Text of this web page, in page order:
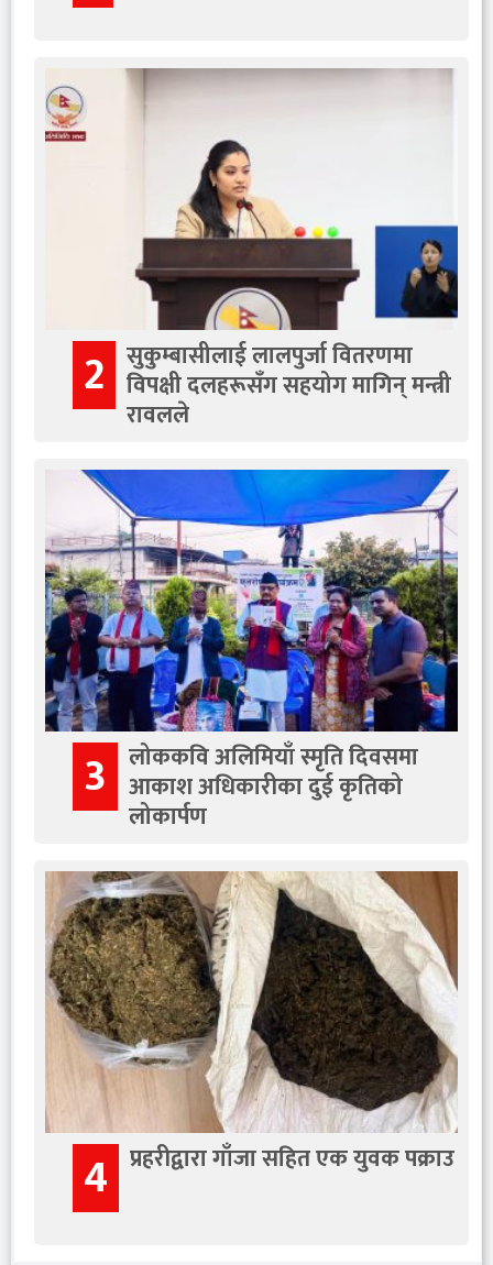
2 सुकुम्बासीलाई लालपुर्जा वितरणमा
विपक्षी दलहरूसँग सहयोग मागिन् मन्त्री
रावलले
3 लोककवि अलिमियाँ स्मृति दिवसमा
आकाश अधिकारीका दुई कृतिको
लोकार्पण
4 प्रहरीद्वारा गाँजा सहित एक युवक पक्राउ